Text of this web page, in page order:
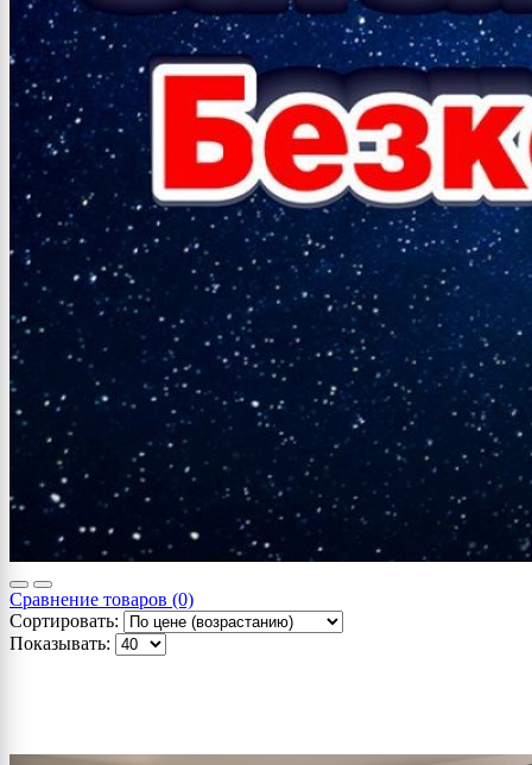
Сравнение товаров (0)
Сортировать:
Показывать: